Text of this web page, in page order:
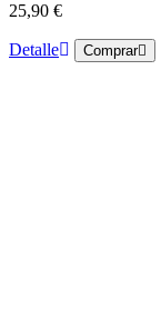
25,90 €
Detalle Comprar